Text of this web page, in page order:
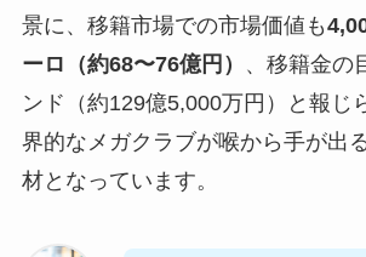
景に、移籍市場での市場価値も
ーロ（約68〜76億円）
、移籍金の
ンド（約129億5,000万円）と報じ
界的なメガクラブが喉から手が出
材となっています。